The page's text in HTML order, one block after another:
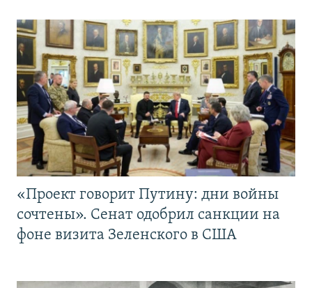
«Проект говорит Путину: дни войны
сочтены». Сенат одобрил санкции на
фоне визита Зеленского в США